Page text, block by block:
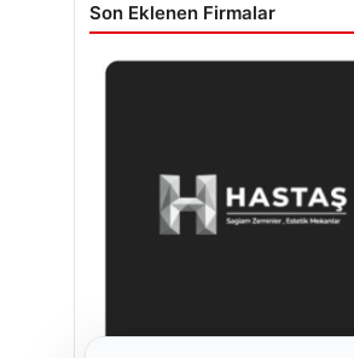
Son Eklenen Firmalar